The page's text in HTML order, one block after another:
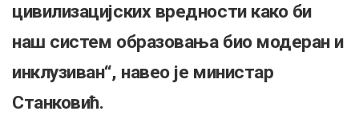
цивилизацијских вредности како би
наш систем образовања био модеран и
инклузиван“, навео је министар
Станковић.